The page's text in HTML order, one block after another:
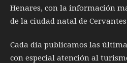
Henares, con la información
de la ciudad natal de
Cada día publicamos las
con especial atención al